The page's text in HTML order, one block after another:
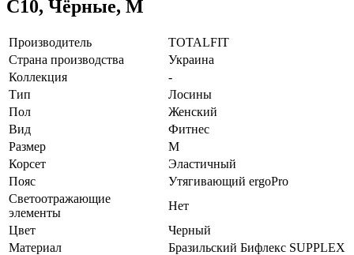
C10, Чёрные, M
Производитель
TOTALFIT
Страна производства
Украина
Коллекция
-
Тип
Лосины
Пол
Женский
Вид
Фитнес
Размер
M
Корсет
Эластичный
Пояс
Утягивающий ergoPro
Светоотражающие
элементы
Нет
Цвет
Черный
Материал
Бразильский Бифлекс SUPPLEX